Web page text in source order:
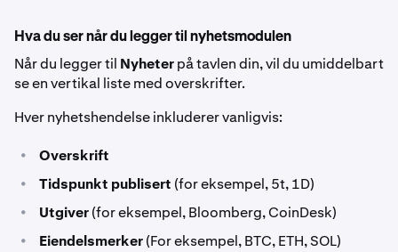
Hva du ser når du legger til nyhetsmodulen
Når du legger til Nyheterpå tavlen din, vil du umiddelbart
se en vertikal liste med overskrifter.
Hver nyhetshendelse inkluderer vanligvis:
• Overskrift
• Tidspunkt publisert (for eksempel, 5t, 1D)
• Utgiver(for eksempel, Bloomberg, CoinDesk)
• Eiendelsmerker(For eksempel, BTC, ETH, SOL)